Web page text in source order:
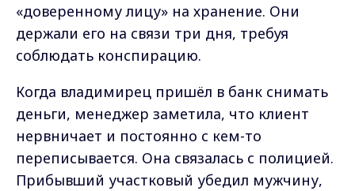
«доверенному лицу» на хранение. Они
держали его на связи три дня, требуя
соблюдать конспирацию.
Когда владимирец пришёл в банк снимать
деньги, менеджер заметила, что клиент
нервничает и постоянно с кем-то
переписывается. Она связалась с полицией.
Прибывший участковый убедил мужчину,